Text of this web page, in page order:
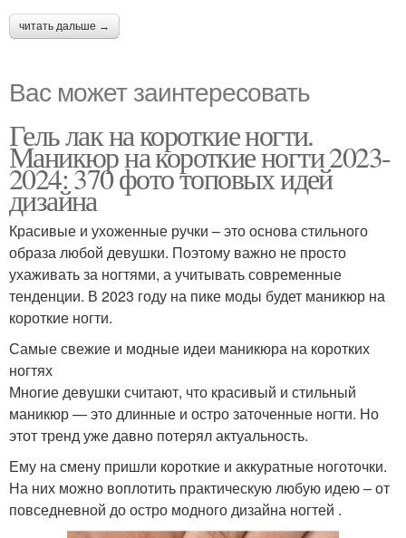
читать дальше →
Вас может заинтересовать
Гель лак на короткие ногти.
Маникюр на короткие ногти 2023-
2024: 370 фото топовых идей
дизайна
Красивые и ухоженные ручки – это основа стильного
образа любой девушки. Поэтому важно не просто
ухаживать за ногтями, а учитывать современные
тенденции. В 2023 году на пике моды будет маникюр на
короткие ногти.
Самые свежие и модные идеи маникюра на коротких
ногтях
Многие девушки считают, что красивый и стильный
маникюр — это длинные и остро заточенные ногти. Но
этот тренд уже давно потерял актуальность.
Ему на смену пришли короткие и аккуратные ноготочки.
На них можно воплотить практическую любую идею – от
повседневной до остро модного дизайна ногтей .